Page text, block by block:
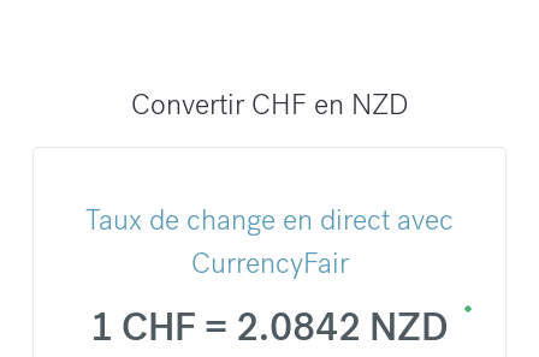
Convertir CHF en NZD
Taux de change en direct avec
CurrencyFair
1 CHF = 2.0842 NZD